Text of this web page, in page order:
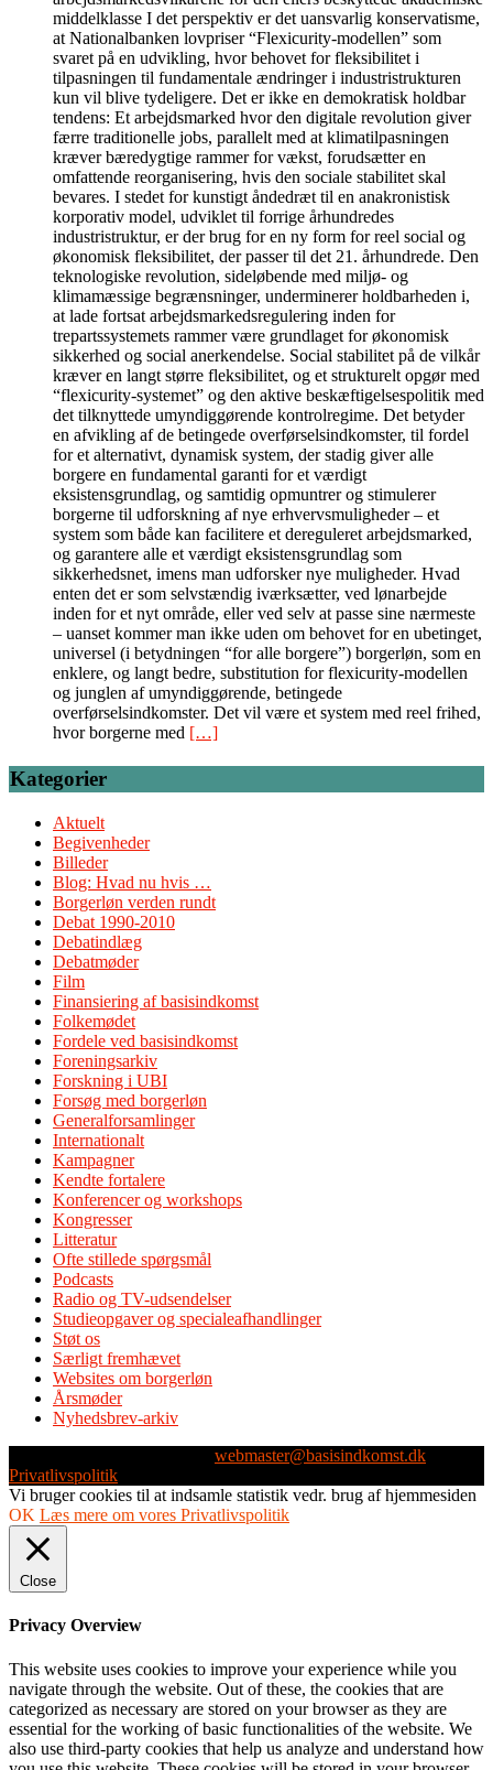
middelklasse I det perspektiv er det uansvarlig konservatisme,
at Nationalbanken lovpriser “Flexicurity-modellen” som
svaret på en udvikling, hvor behovet for fleksibilitet i
tilpasningen til fundamentale ændringer i industristrukturen
kun vil blive tydeligere. Det er ikke en demokratisk holdbar
tendens: Et arbejdsmarked hvor den digitale revolution giver
færre traditionelle jobs, parallelt med at klimatilpasningen
kræver bæredygtige rammer for vækst, forudsætter en
omfattende reorganisering, hvis den sociale stabilitet skal
bevares. I stedet for kunstigt åndedræt til en anakronistisk
korporativ model, udviklet til forrige århundredes
industristruktur, er der brug for en ny form for reel social og
økonomisk fleksibilitet, der passer til det 21. århundrede. Den
teknologiske revolution, sideløbende med miljø- og
klimamæssige begrænsninger, underminerer holdbarheden i,
at lade fortsat arbejdsmarkedsregulering inden for
trepartssystemets rammer være grundlaget for økonomisk
sikkerhed og social anerkendelse. Social stabilitet på de vilkår
kræver en langt større fleksibilitet, og et strukturelt opgør med
“flexicurity-systemet” og den aktive beskæftigelsespolitik med
det tilknyttede umyndiggørende kontrolregime. Det betyder
en afvikling af de betingede overførselsindkomster, til fordel
for et alternativt, dynamisk system, der stadig giver alle
borgere en fundamental garanti for et værdigt
eksistensgrundlag, og samtidig opmuntrer og stimulerer
borgerne til udforskning af nye erhvervsmuligheder – et
system som både kan facilitere et dereguleret arbejdsmarked,
og garantere alle et værdigt eksistensgrundlag som
sikkerhedsnet, imens man udforsker nye muligheder. Hvad
enten det er som selvstændig iværksætter, ved lønarbejde
inden for et nyt område, eller ved selv at passe sine nærmeste
– uanset kommer man ikke uden om behovet for en ubetinget,
universel (i betydningen “for alle borgere”) borgerløn, som en
enklere, og langt bedre, substitution for flexicurity-modellen
og junglen af umyndiggørende, betingede
overførselsindkomster. Det vil være et system med reel frihed,
hvor borgerne med […]
Kategorier
Aktuelt
Begivenheder
Billeder
Blog: Hvad nu hvis …
Borgerløn verden rundt
Debat 1990-2010
Debatindlæg
Debatmøder
Film
Finansiering af basisindkomst
Folkemødet
Fordele ved basisindkomst
Foreningsarkiv
Forskning i UBI
Forsøg med borgerløn
Generalforsamlinger
Internationalt
Kampagner
Kendte fortalere
Konferencer og workshops
Kongresser
Litteratur
Ofte stillede spørgsmål
Podcasts
Radio og TV-udsendelser
Studieopgaver og specialeafhandlinger
Støt os
Særligt fremhævet
Websites om borgerløn
Årsmøder
Nyhedsbrev-arkiv
webmaster@basisindkomst.dk
Privatlivspolitik
Vi bruger cookies til at indsamle statistik vedr. brug af hjemmesiden
OK Læs mere om vores Privatlivspolitik
Close
Privacy Overview
This website uses cookies to improve your experience while you
navigate through the website. Out of these, the cookies that are
categorized as necessary are stored on your browser as they are
essential for the working of basic functionalities of the website. We
also use third-party cookies that help us analyze and understand how